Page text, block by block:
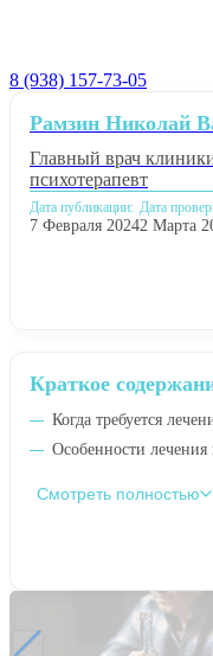
8 (938) 157-73-05
Краткое
Когда требуется
Особенности
Смотреть полностью
Рамзин Николай
Главный врач
психотерапевт
Дата публикации:
7 Февраля 2024
Дата
2 Марта